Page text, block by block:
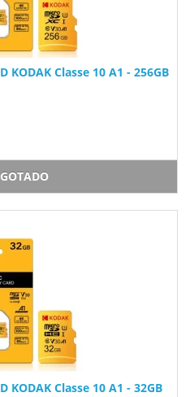
Classe 10 A1 - 256GB
Classe 10 A1 - 32GB